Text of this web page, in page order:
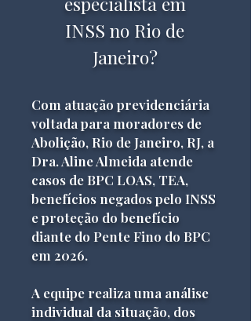
INSS no Rio de
Janeiro?
Com atuação previdenciária
voltada para moradores de
Abolição, Rio de Janeiro, RJ, a
Dra. Aline Almeida atende
casos de BPC LOAS, TEA,
benefícios negados pelo INSS
e proteção do benefício
diante do Pente Fino do BPC
em 2026.
A equipe realiza uma análise
individual da situação, dos